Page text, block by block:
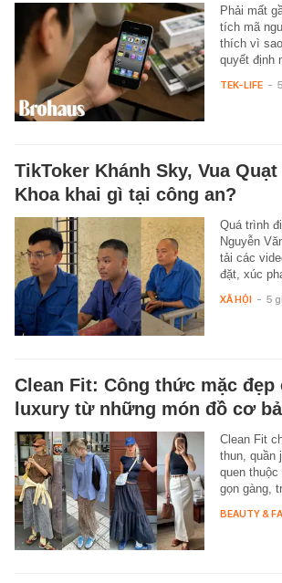
Phải mất
tích mã
thích vì
quyết định
TEK-LIFE -
TikToker Khánh Sky, Vua Quạt
Khoa khai gì tại công an?
Quá trình
Nguyễn
tải các
đặt, xúc
XÃ HỘI - 5
Clean Fit: Công thức mặc đẹp
luxury từ những món đồ cơ
Clean Fit
thun, quần
quen
gọn gàng,
BEAUTY &